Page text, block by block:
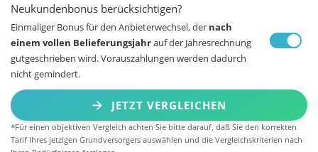
Neukundenbonus berücksichtigen?
Einmaliger Bonus für den Anbieterwechsel, der nach
einem vollen Belieferungsjahrauf der Jahresrechnung
gutgeschrieben wird. Vorauszahlungen werden dadurch
nicht gemindert.
JETZT VERGLEICHEN
*Für einen objektiven Vergleich achten Sie bitte darauf, daß Sie den korrekten
Tarif Ihres jetzigen Grundversorgers auswählen und die Vergleichskriterien nach